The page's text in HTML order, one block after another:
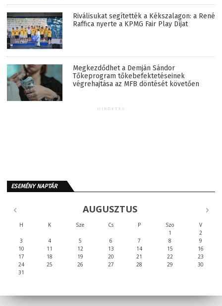
Riválisukat segítették a Kékszalagon: a René
Raffica nyerte a KPMG Fair Play Díjat
Megkezdődhet a Demján Sándor
Tőkeprogram tőkebefektetéseinek
végrehajtása az MFB döntését követően
HIRDETÉS
ESEMÉNY NAPTÁR
AUGUSZTUS
H K Sze Cs P Szo
V
1
2
3
4 5 6 7 8
9
10
11 12 13 14 15
16
17
18 19 20 21 22
23
24
25 26 27 28 29
30
31